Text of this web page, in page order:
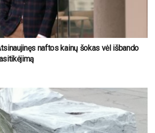
naftos kainų šokas vėl išbando